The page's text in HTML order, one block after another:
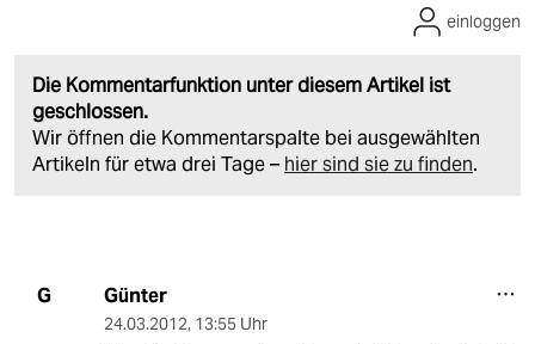
Die Kommentarfunktion unter diesem Artikel ist
geschlossen.
Wir öffnen die Kommentarspalte bei ausgewählten
Artikeln für etwa drei Tage – hier sind sie zu finden.
einloggen
G Günter
24.03.2012, 13:55 Uhr